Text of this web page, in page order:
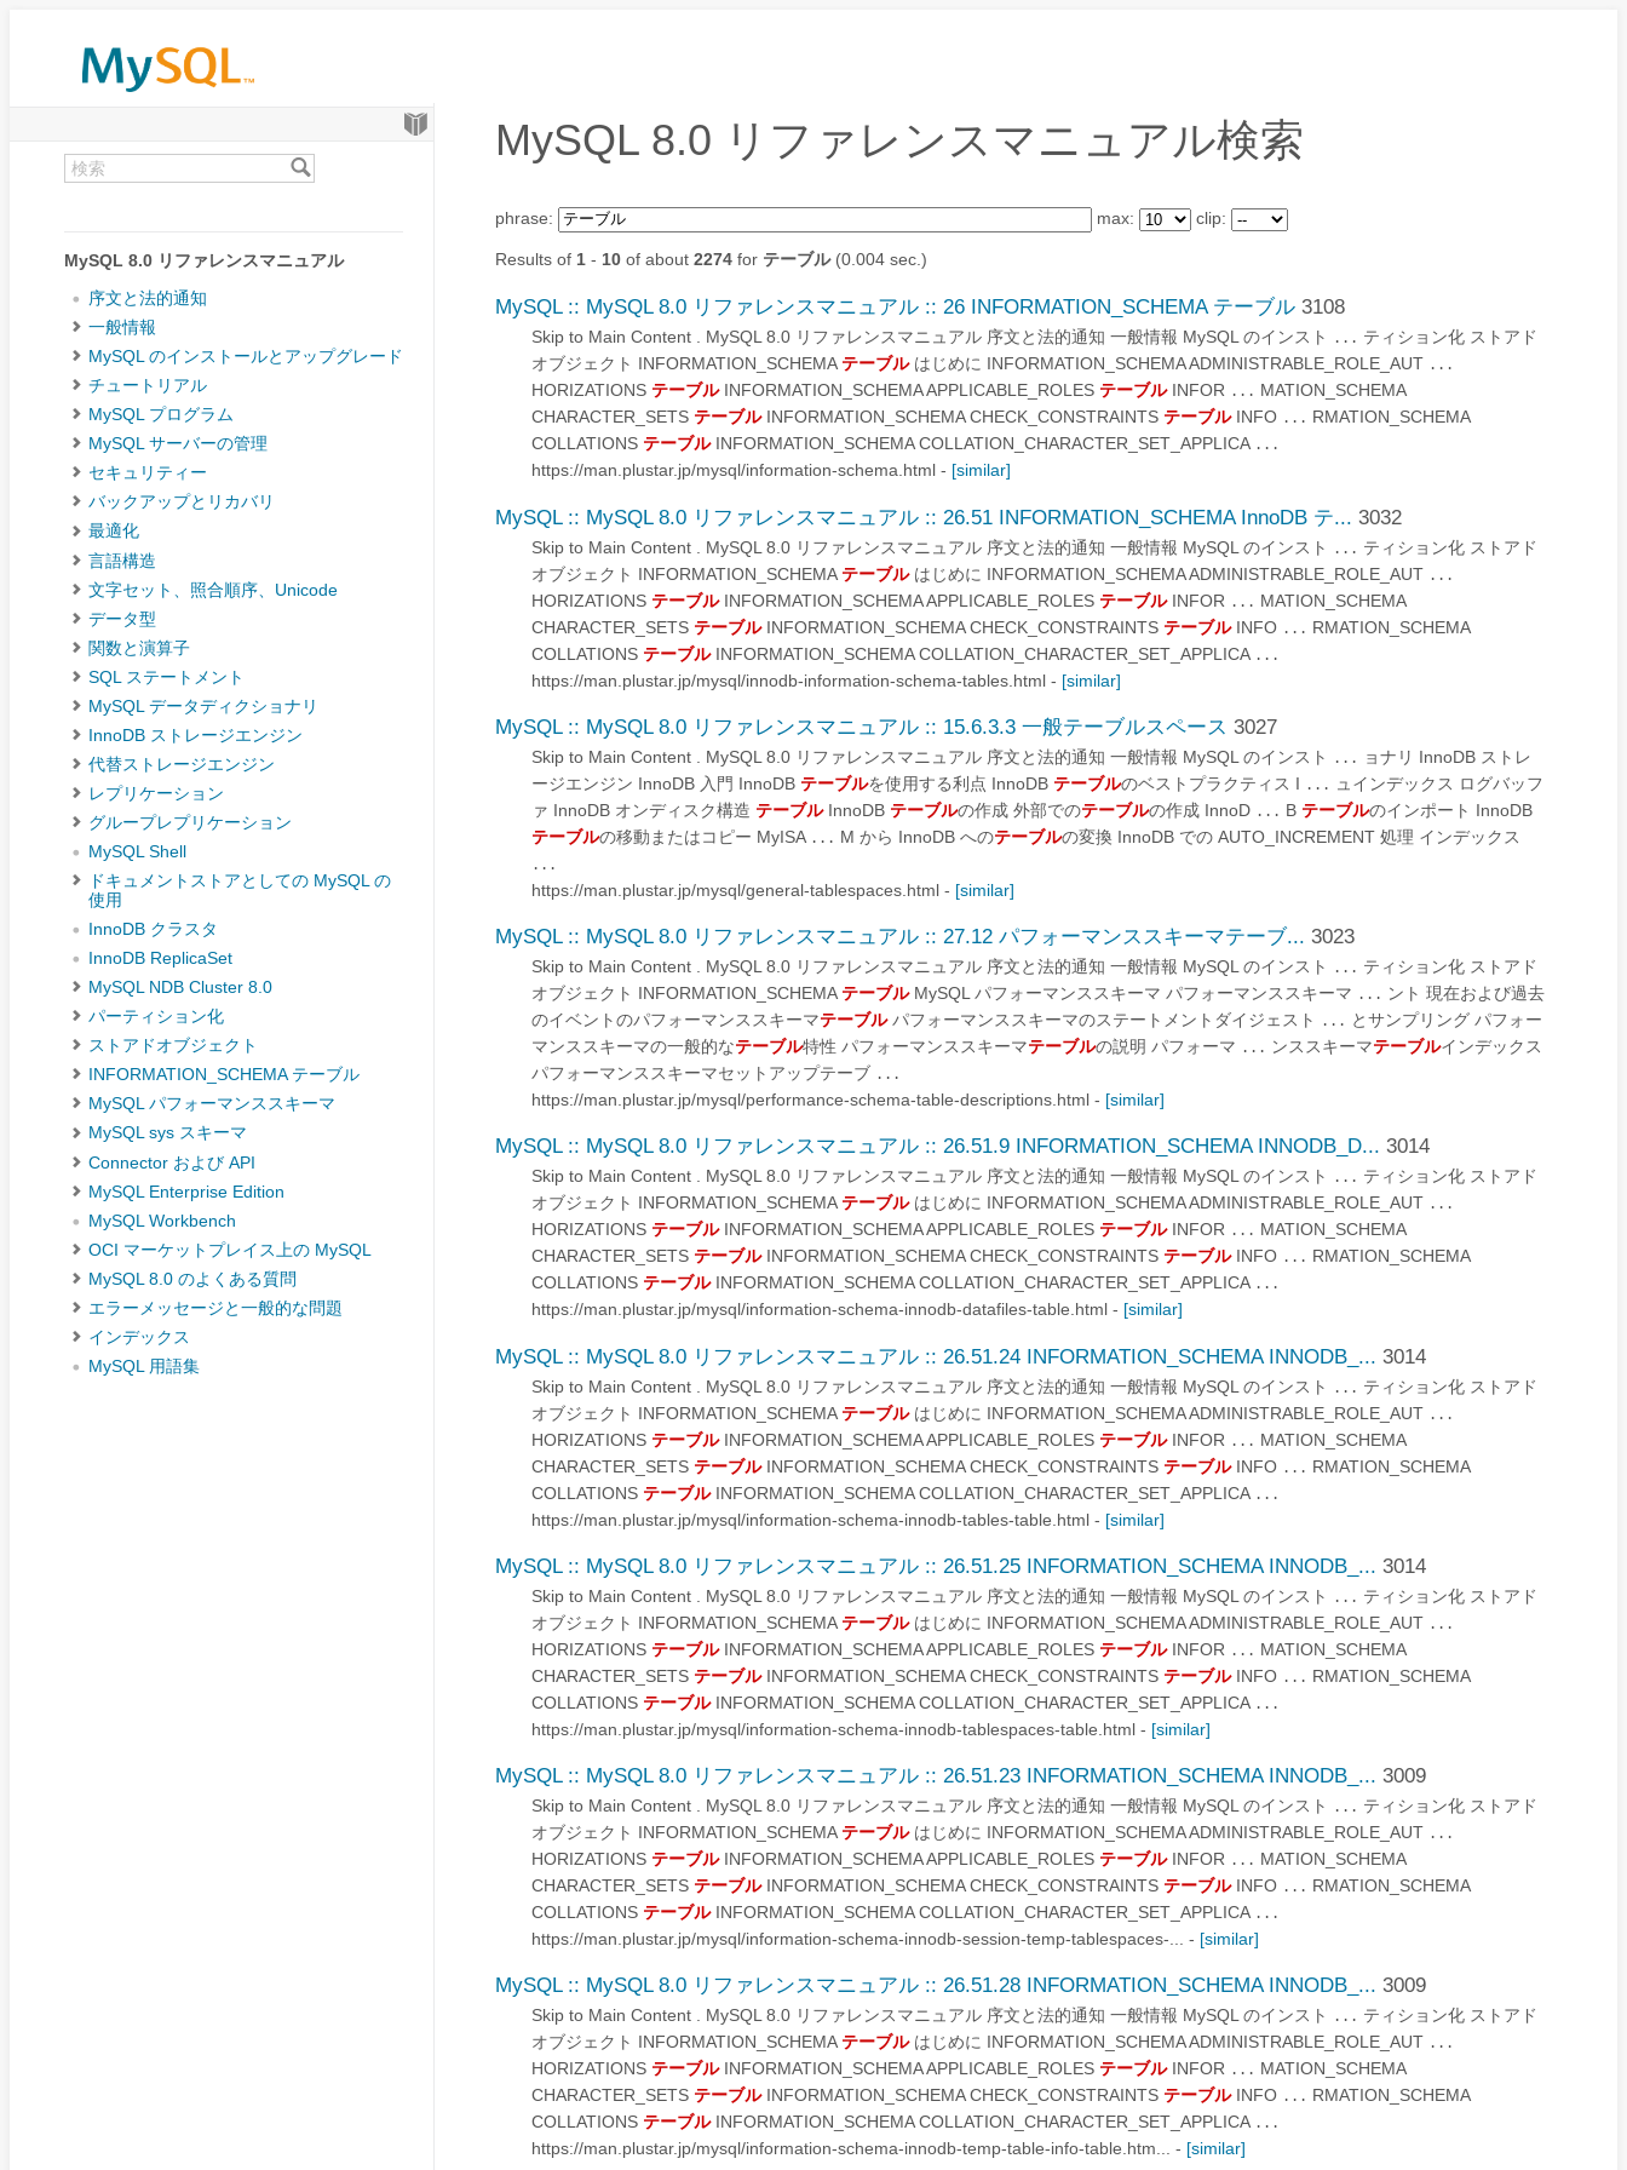
MySQL 8.0 リファレンスマニュアル
序文と法的通知
一般情報
MySQL のインストールとアップグレード
チュートリアル
MySQL プログラム
MySQL サーバーの管理
セキュリティー
バックアップとリカバリ
最適化
言語構造
文字セット、照合順序、Unicode
データ型
関数と演算子
SQL ステートメント
MySQL データディクショナリ
InnoDB ストレージエンジン
代替ストレージエンジン
レプリケーション
グループレプリケーション
MySQL Shell
ドキュメントストアとしての MySQL の
使用
InnoDB クラスタ
InnoDB ReplicaSet
MySQL NDB Cluster 8.0
パーティション化
ストアドオブジェクト
INFORMATION_SCHEMA テーブル
MySQL パフォーマンススキーマ
MySQL sys スキーマ
Connector および API
MySQL Enterprise Edition
MySQL Workbench
OCI マーケットプレイス上の MySQL
MySQL 8.0 のよくある質問
エラーメッセージと一般的な問題
インデックス
MySQL 用語集
MySQL 8.0 リファレンスマニュアル検索
phrase: max: clip:
Results of 1 - 10 of about 2274 for テーブル(0.004 sec.)
MySQL :: MySQL 8.0 リファレンスマニュアル :: 26 INFORMATION_SCHEMA テーブル 3108
Skip to Main Content . MySQL 8.0 リファレンスマニュアル 序文と法的通知 一般情報 MySQL のインスト ... ティション化 ストアド
オブジェクト INFORMATION_SCHEMA テーブルはじめに INFORMATION_SCHEMA ADMINISTRABLE_ROLE_AUT ...
HORIZATIONS テーブルINFORMATION_SCHEMA APPLICABLE_ROLES テーブルINFOR ... MATION_SCHEMA
CHARACTER_SETS テーブルINFORMATION_SCHEMA CHECK_CONSTRAINTS テーブルINFO ... RMATION_SCHEMA
COLLATIONS テーブルINFORMATION_SCHEMA COLLATION_CHARACTER_SET_APPLICA ...
https://man.plustar.jp/mysql/information-schema.html - [similar]
MySQL :: MySQL 8.0 リファレンスマニュアル :: 26.51 INFORMATION_SCHEMA InnoDB テ... 3032
Skip to Main Content . MySQL 8.0 リファレンスマニュアル 序文と法的通知 一般情報 MySQL のインスト ... ティション化 ストアド
オブジェクト INFORMATION_SCHEMA テーブルはじめに INFORMATION_SCHEMA ADMINISTRABLE_ROLE_AUT ...
HORIZATIONS テーブルINFORMATION_SCHEMA APPLICABLE_ROLES テーブルINFOR ... MATION_SCHEMA
CHARACTER_SETS テーブルINFORMATION_SCHEMA CHECK_CONSTRAINTS テーブルINFO ... RMATION_SCHEMA
COLLATIONS テーブルINFORMATION_SCHEMA COLLATION_CHARACTER_SET_APPLICA ...
https://man.plustar.jp/mysql/innodb-information-schema-tables.html - [similar]
MySQL :: MySQL 8.0 リファレンスマニュアル :: 15.6.3.3 一般テーブルスペース 3027
Skip to Main Content . MySQL 8.0 リファレンスマニュアル 序文と法的通知 一般情報 MySQL のインスト ...
ョナリ InnoDB ストレ
ージエンジン InnoDB 入門 InnoDB テーブルを使用する利点 InnoDB テーブルのベストプラクティス I ...
ュインデックス ログバッフ
ァ InnoDB オンディスク構造 テーブルInnoDB テーブルの作成 外部でのテーブルの作成 InnoD ... B テーブルのインポート InnoDB
テーブルの移動またはコピー MyISA ... M から InnoDB へのテーブルの変換 InnoDB での AUTO_INCREMENT 処理 インデックス
...
https://man.plustar.jp/mysql/general-tablespaces.html - [similar]
MySQL :: MySQL 8.0 リファレンスマニュアル :: 27.12 パフォーマンススキーマテーブ... 3023
Skip to Main Content . MySQL 8.0 リファレンスマニュアル 序文と法的通知 一般情報 MySQL のインスト ... ティション化 ストアド
オブジェクト INFORMATION_SCHEMA テーブルMySQL パフォーマンススキーマ パフォーマンススキーマ ... ント 現在および過去
のイベントのパフォーマンススキーマテーブルパフォーマンススキーマのステートメントダイジェスト ... とサンプリング パフォー
マンススキーマの一般的なテーブル特性 パフォーマンススキーマテーブルの説明 パフォーマ ... ンススキーマテーブルインデックス
パフォーマンススキーマセットアップテーブ ...
https://man.plustar.jp/mysql/performance-schema-table-descriptions.html - [similar]
MySQL :: MySQL 8.0 リファレンスマニュアル :: 26.51.9 INFORMATION_SCHEMA INNODB_D... 3014
Skip to Main Content . MySQL 8.0 リファレンスマニュアル 序文と法的通知 一般情報 MySQL のインスト ... ティション化 ストアド
オブジェクト INFORMATION_SCHEMA テーブルはじめに INFORMATION_SCHEMA ADMINISTRABLE_ROLE_AUT ...
HORIZATIONS テーブルINFORMATION_SCHEMA APPLICABLE_ROLES テーブルINFOR ... MATION_SCHEMA
CHARACTER_SETS テーブルINFORMATION_SCHEMA CHECK_CONSTRAINTS テーブルINFO ... RMATION_SCHEMA
COLLATIONS テーブルINFORMATION_SCHEMA COLLATION_CHARACTER_SET_APPLICA ...
https://man.plustar.jp/mysql/information-schema-innodb-datafiles-table.html - [similar]
MySQL :: MySQL 8.0 リファレンスマニュアル :: 26.51.24 INFORMATION_SCHEMA INNODB_... 3014
Skip to Main Content . MySQL 8.0 リファレンスマニュアル 序文と法的通知 一般情報 MySQL のインスト ... ティション化 ストアド
オブジェクト INFORMATION_SCHEMA テーブルはじめに INFORMATION_SCHEMA ADMINISTRABLE_ROLE_AUT ...
HORIZATIONS テーブルINFORMATION_SCHEMA APPLICABLE_ROLES テーブルINFOR ... MATION_SCHEMA
CHARACTER_SETS テーブルINFORMATION_SCHEMA CHECK_CONSTRAINTS テーブルINFO ... RMATION_SCHEMA
COLLATIONS テーブルINFORMATION_SCHEMA COLLATION_CHARACTER_SET_APPLICA ...
https://man.plustar.jp/mysql/information-schema-innodb-tables-table.html - [similar]
MySQL :: MySQL 8.0 リファレンスマニュアル :: 26.51.25 INFORMATION_SCHEMA INNODB_... 3014
Skip to Main Content . MySQL 8.0 リファレンスマニュアル 序文と法的通知 一般情報 MySQL のインスト ... ティション化 ストアド
オブジェクト INFORMATION_SCHEMA テーブルはじめに INFORMATION_SCHEMA ADMINISTRABLE_ROLE_AUT ...
HORIZATIONS テーブルINFORMATION_SCHEMA APPLICABLE_ROLES テーブルINFOR ... MATION_SCHEMA
CHARACTER_SETS テーブルINFORMATION_SCHEMA CHECK_CONSTRAINTS テーブルINFO ... RMATION_SCHEMA
COLLATIONS テーブルINFORMATION_SCHEMA COLLATION_CHARACTER_SET_APPLICA ...
https://man.plustar.jp/mysql/information-schema-innodb-tablespaces-table.html - [similar]
MySQL :: MySQL 8.0 リファレンスマニュアル :: 26.51.23 INFORMATION_SCHEMA INNODB_... 3009
Skip to Main Content . MySQL 8.0 リファレンスマニュアル 序文と法的通知 一般情報 MySQL のインスト ... ティション化 ストアド
オブジェクト INFORMATION_SCHEMA テーブルはじめに INFORMATION_SCHEMA ADMINISTRABLE_ROLE_AUT ...
HORIZATIONS テーブルINFORMATION_SCHEMA APPLICABLE_ROLES テーブルINFOR ... MATION_SCHEMA
CHARACTER_SETS テーブルINFORMATION_SCHEMA CHECK_CONSTRAINTS テーブルINFO ... RMATION_SCHEMA
COLLATIONS テーブルINFORMATION_SCHEMA COLLATION_CHARACTER_SET_APPLICA ...
https://man.plustar.jp/mysql/information-schema-innodb-session-temp-tablespaces-... - [similar]
MySQL :: MySQL 8.0 リファレンスマニュアル :: 26.51.28 INFORMATION_SCHEMA INNODB_... 3009
Skip to Main Content . MySQL 8.0 リファレンスマニュアル 序文と法的通知 一般情報 MySQL のインスト ... ティション化 ストアド
オブジェクト INFORMATION_SCHEMA テーブルはじめに INFORMATION_SCHEMA ADMINISTRABLE_ROLE_AUT ...
HORIZATIONS テーブルINFORMATION_SCHEMA APPLICABLE_ROLES テーブルINFOR ... MATION_SCHEMA
CHARACTER_SETS テーブルINFORMATION_SCHEMA CHECK_CONSTRAINTS テーブルINFO ... RMATION_SCHEMA
COLLATIONS テーブルINFORMATION_SCHEMA COLLATION_CHARACTER_SET_APPLICA ...
https://man.plustar.jp/mysql/information-schema-innodb-temp-table-info-table.htm... - [similar]